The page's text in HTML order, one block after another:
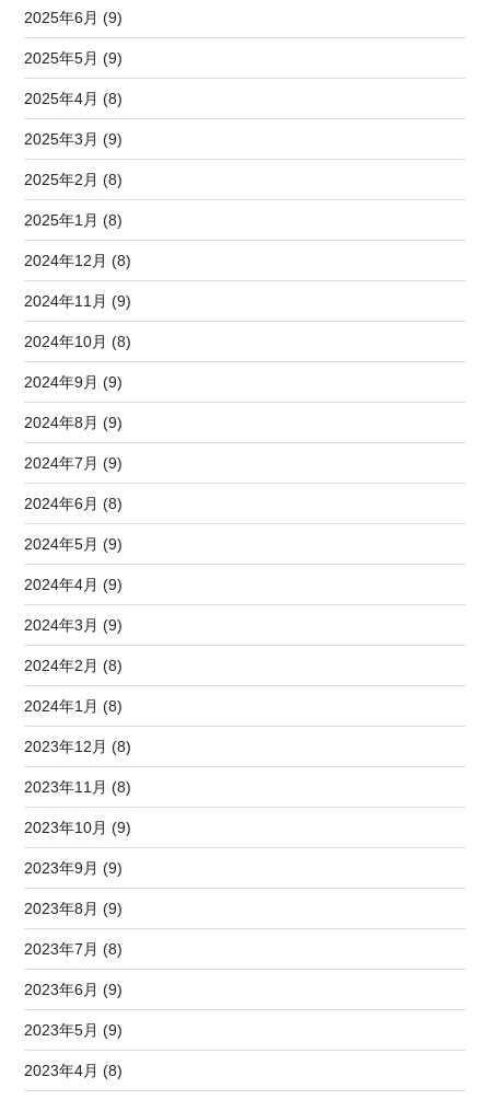
2025年6月 (9)
2025年5月 (9)
2025年4月 (8)
2025年3月 (9)
2025年2月 (8)
2025年1月 (8)
2024年12月 (8)
2024年11月 (9)
2024年10月 (8)
2024年9月 (9)
2024年8月 (9)
2024年7月 (9)
2024年6月 (8)
2024年5月 (9)
2024年4月 (9)
2024年3月 (9)
2024年2月 (8)
2024年1月 (8)
2023年12月 (8)
2023年11月 (8)
2023年10月 (9)
2023年9月 (9)
2023年8月 (9)
2023年7月 (8)
2023年6月 (9)
2023年5月 (9)
2023年4月 (8)